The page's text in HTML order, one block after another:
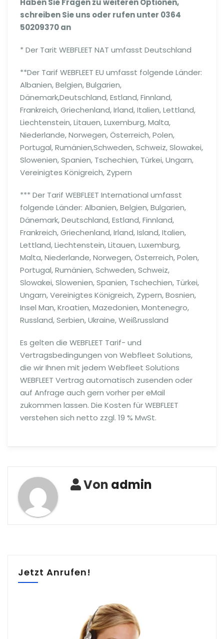
Haben Sie Fragen zu weiteren Optionen,
schreiben Sie uns oder rufen unter 0364
50209370 an
* Der Tarit WEBFLEET NAT umfasst Deutschland
**Der Tarif WEBFLEET EU umfasst folgende Länder:
Albanien, Belgien, Bulgarien,
Dänemark,Deutschland, Estland, Finnland,
Frankreich, Griechenland, Irland, Italien, Lettland,
Liechtenstein, Litauen, Luxemburg, Malta,
Niederlande, Norwegen, Österreich, Polen,
Portugal, Rumänien,Schweden, Schweiz, Slowakei,
Slowenien, Spanien, Tschechien, Türkei, Ungarn,
Vereinigtes Königreich, Zypern
*** Der Tarif WEBFLEET International umfasst
folgende Länder: Albanien, Belgien, Bulgarien,
Dänemark, Deutschland, Estland, Finnland,
Frankreich, Griechenland, Irland, Island, Italien,
Lettland, Liechtenstein, Litauen, Luxemburg,
Malta, Niederlande, Norwegen, Österreich, Polen,
Portugal, Rumänien, Schweden, Schweiz,
Slowakei, Slowenien, Spanien, Tschechien, Türkei,
Ungarn, Vereinigtes Königreich, Zypern, Bosnien,
Insel Man, Kroatien, Mazedonien, Montenegro,
Russland, Serbien, Ukraine, Weißrussland
Es gelten die WEBFLEET Tarif- und
Vertragsbedingungen von Webfleet Solutions,
die wir Ihnen mit jedem Webfleet Solutions
WEBFLEET Vertrag automatisch zusenden oder
auf Anfrage auch gern vorher per eMail
zukommen lassen. Die Kosten für WEBFLEET
verstehen sich netto zzgl. 19 % MwSt.
Von admin
Jetzt Anrufen!